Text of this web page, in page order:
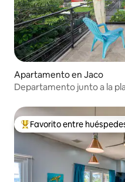
Apartamento en Jaco
Departamento junto a la
Favorito entre huéspedes
Favorito entre